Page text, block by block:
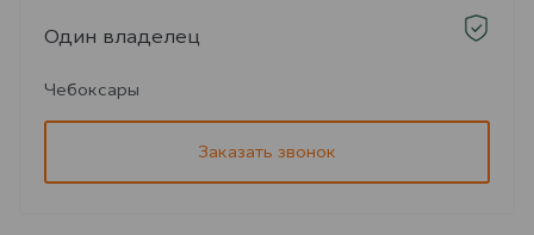
Один владелец
Чебоксары
Заказать звонок